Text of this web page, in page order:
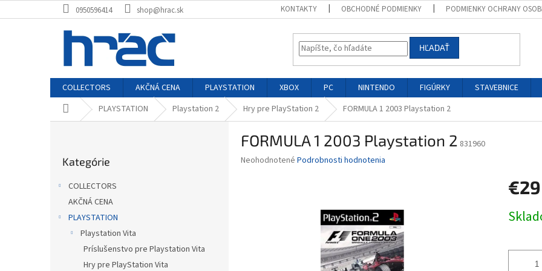
na
0950596414 shop@hrac.sk KONTAKTY OBCHODNÉ PODMIENKY PODMIENKY OCHRANY
HĽADAŤ
COLLECTORS AKČNÁ CENA PLAYSTATION XBOX PC NINTENDO FIGÚRKY STAVEBNICE
DomovPLAYSTATION Playstation 2 Hry pre PlayStation 2 FORMULA 1 2003 Playstation 2
kategórie
Kategórie
COLLECTORS
AKČNÁ CENA
PLAYSTATION
Playstation Vita
Príslušenstvo pre Playstation Vita
Hry pre PlayStation Vita
FORMULA 1 2003 Playstation 2 831960
Priemerné
Neohodnotené Podrobnosti hodnotenia
€29
cena: